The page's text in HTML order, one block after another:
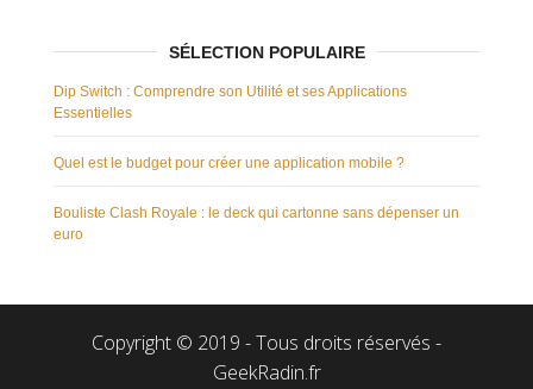
SÉLECTION POPULAIRE
Dip Switch : Comprendre son Utilité et ses Applications
Essentielles
Quel est le budget pour créer une application mobile ?
Bouliste Clash Royale : le deck qui cartonne sans dépenser un
euro
Copyright © 2019 - Tous droits réservés -
GeekRadin.fr